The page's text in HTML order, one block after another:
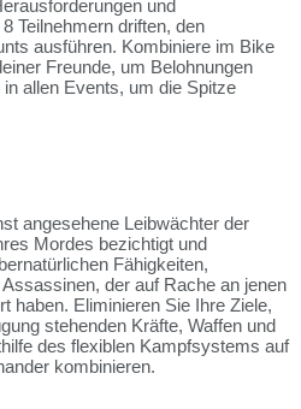
und
Teilnehmern driften, den
ausführen. Kombiniere im Bike
Freunde, um Belohnungen
allen Events, um die Spitze
angesehene Leibwächter der
Mordes bezichtigt und
Fähigkeiten,
der auf Rache an jenen
haben. Eliminieren Sie Ihre Ziele,
stehenden Kräfte, Waffen und
des flexiblen Kampfsystems auf
kombinieren.